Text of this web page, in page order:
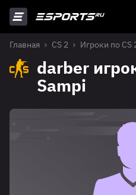
Главная CS 2 Игроки по CS
darber
Sampi